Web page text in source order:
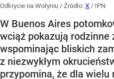
Odkrycie na Wołyniu / Źródło: X / IPN
W Buenos Aires
wciąż pokazują rodzinne
wspominając bliskich
z niezwykłym
przypomina, że dla wielu